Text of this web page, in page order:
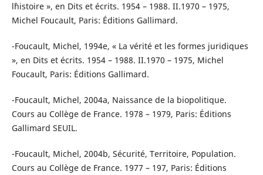
l`histoire », en Dits et écrits. 1954 – 1988. II.1970 – 1975,
Michel Foucault, Paris: Éditions Gallimard.
-Foucault, Michel, 1994e, « La vérité et les formes juridiques
», en Dits et écrits. 1954 – 1988. II.1970 – 1975, Michel
Foucault, Paris: Éditions Gallimard.
-Foucault, Michel, 2004a, Naissance de la biopolitique.
Cours au Collège de France. 1978 – 1979, Paris: Éditions
Gallimard SEUIL.
-Foucault, Michel, 2004b, Sécurité, Territoire, Population.
Cours au Collège de France. 1977 – 197, Paris: Éditions